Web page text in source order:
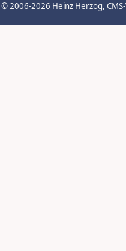
© 2006-2026 Heinz Herzog,